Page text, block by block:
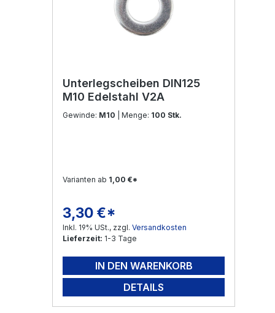
Unterlegscheiben DIN125
M10 Edelstahl V2A
Gewinde: M10 | Menge: 100 Stk.
Varianten ab 1,00 €*
Regulärer Preis:
3,30 €*
Inkl. 19% USt., zzgl. Versandkosten
Lieferzeit: 1-3 Tage
IN DEN WARENKORB
DETAILS